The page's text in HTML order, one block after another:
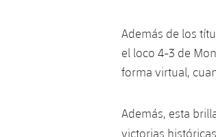
Además de los
el loco 4-3 de
forma virtual,
Además, esta
victorias